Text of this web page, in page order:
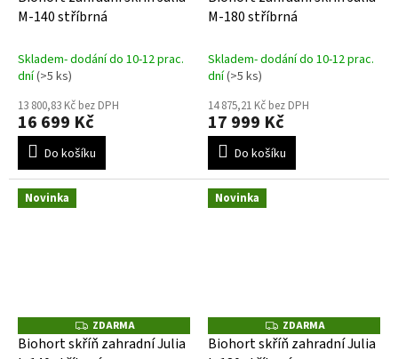
A
R
M-140 stříbrná
Skladem- dodání do 10-12 prac.
dní(>5 ks)
13 800,83 Kč bez DPH
16 699 Kč
Do košíku
A
R
M-180 stříbrná
Skladem- dodání do 10-12 prac.
dní(>5 ks)
14 875,21 Kč bez DPH
17 999 Kč
Do košíku
Novinka
Z
D
A
ZDARMA
Biohort skříň zahradní Julia
Novinka
Z
D
A
ZDARMA
Biohort skříň zahradní Julia